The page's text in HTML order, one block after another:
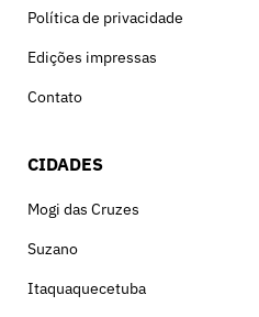
Política de privacidade
Edições impressas
Contato
CIDADES
Mogi das Cruzes
Suzano
Itaquaquecetuba